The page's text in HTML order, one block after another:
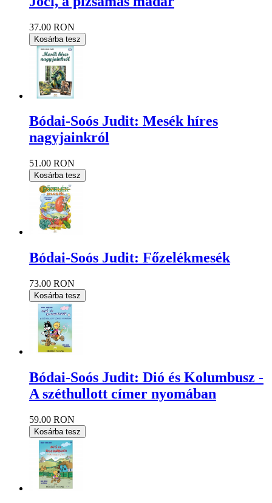
37.00 RON
Kosárba tesz
Bódai-Soós Judit: Mesék híres
nagyjainkról
51.00 RON
Kosárba tesz
Bódai-Soós Judit: Főzelékmesék
73.00 RON
Kosárba tesz
Bódai-Soós Judit: Dió és Kolumbusz -
A széthullott címer nyomában
59.00 RON
Kosárba tesz